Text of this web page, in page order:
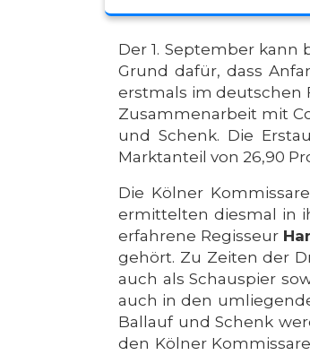
Der 1. September
Grund dafür, dass
erstmals im deutschen
Zusammenarbeit mit
und Schenk. Die
Marktanteil von 26,90
Die Kölner
ermittelten diesmal in
erfahrene Regisseur
gehört. Zu Zeiten der
auch als Schauspier
auch in den
Ballauf und Schenk
den Kölner